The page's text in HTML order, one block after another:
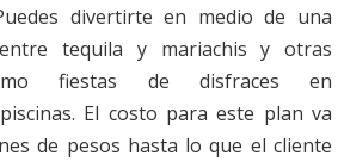
divertirte en medio de una
tequila y mariachis y otras
fiestas de disfraces en
El costo para este plan va
de pesos hasta lo que el cliente